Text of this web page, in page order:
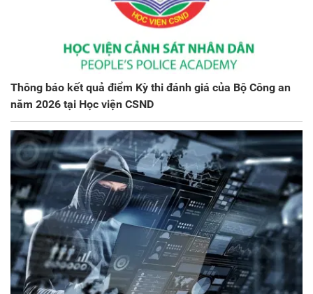
Thông báo kết quả điểm Kỳ thi đánh giá của Bộ Công an
năm 2026 tại Học viện CSND